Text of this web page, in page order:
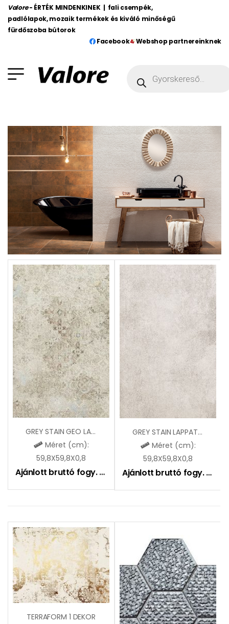
Valore - ÉRTÉK MINDENKINEK | fali csempék,
padlólapok, mozaik termékek és kiváló minőségű
fürdőszoba bútorok
Facebook
Webshop partnereinknek
GREY STAIN GEO LAPPATO
Méret (cm):
59,8X59,8X0,8
Ajánlott bruttó fogy. ár: 15150Ft
GREY STAIN LAPPATO
Méret (cm):
59,8X59,8X0,8
Ajánlott bruttó fogy. ár:
TERRAFORM 1 DEKOR